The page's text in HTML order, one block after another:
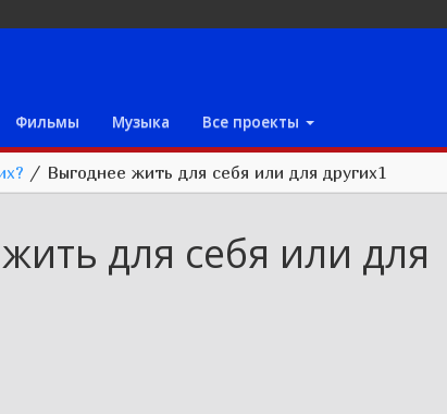
Фильмы Музыка Все проекты
/ Выгоднее жить для себя или для других1
для себя или для